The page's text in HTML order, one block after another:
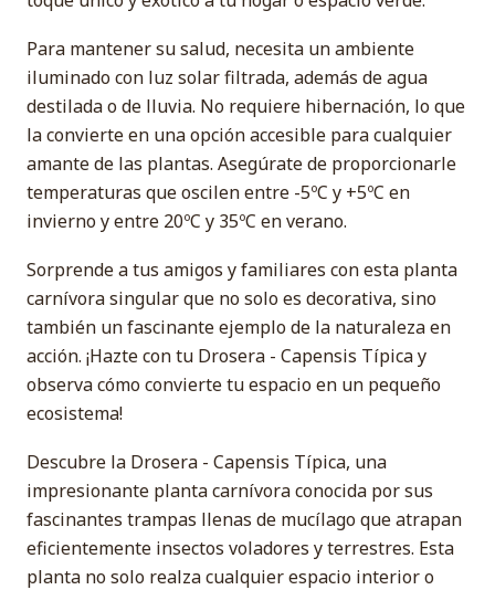
Para mantener su salud, necesita un ambiente
iluminado con luz solar filtrada, además de agua
destilada o de lluvia. No requiere hibernación, lo que
la convierte en una opción accesible para cualquier
amante de las plantas. Asegúrate de proporcionarle
temperaturas que oscilen entre -5ºC y +5ºC en
invierno y entre 20ºC y 35ºC en verano.
Sorprende a tus amigos y familiares con esta planta
carnívora singular que no solo es decorativa, sino
también un fascinante ejemplo de la naturaleza en
acción. ¡Hazte con tu Drosera - Capensis Típica y
observa cómo convierte tu espacio en un pequeño
ecosistema!
Descubre la Drosera - Capensis Típica, una
impresionante planta carnívora conocida por sus
fascinantes trampas llenas de mucílago que atrapan
eficientemente insectos voladores y terrestres. Esta
planta no solo realza cualquier espacio interior o